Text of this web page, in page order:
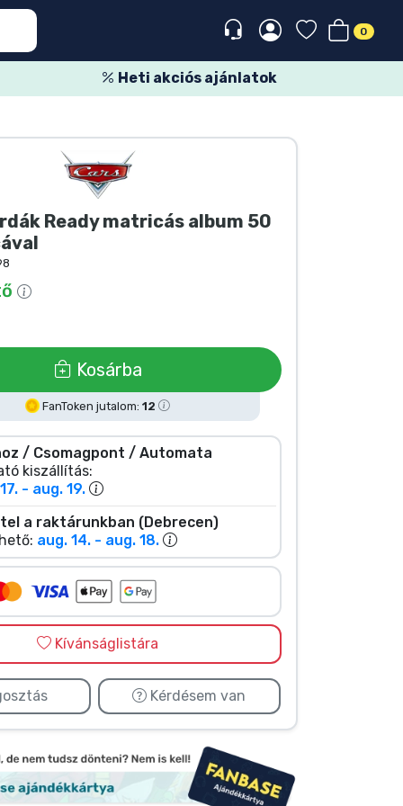
0
Heti akciós ajánlatok
Ready matricás album 50
Kosárba
FanToken jutalom: 12
/ Csomagpont / Automata
kiszállítás:
- aug. 19.
a raktárunkban (Debrecen)
aug. 14. - aug. 18.
Kívánságlistára
Kérdésem van